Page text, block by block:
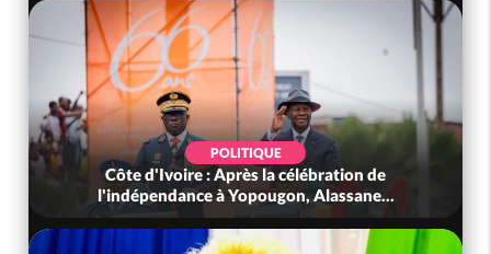
POLITIQUE
Côte d'Ivoire : Après la célébration de
l'indépendance à Yopougon, Alassane...